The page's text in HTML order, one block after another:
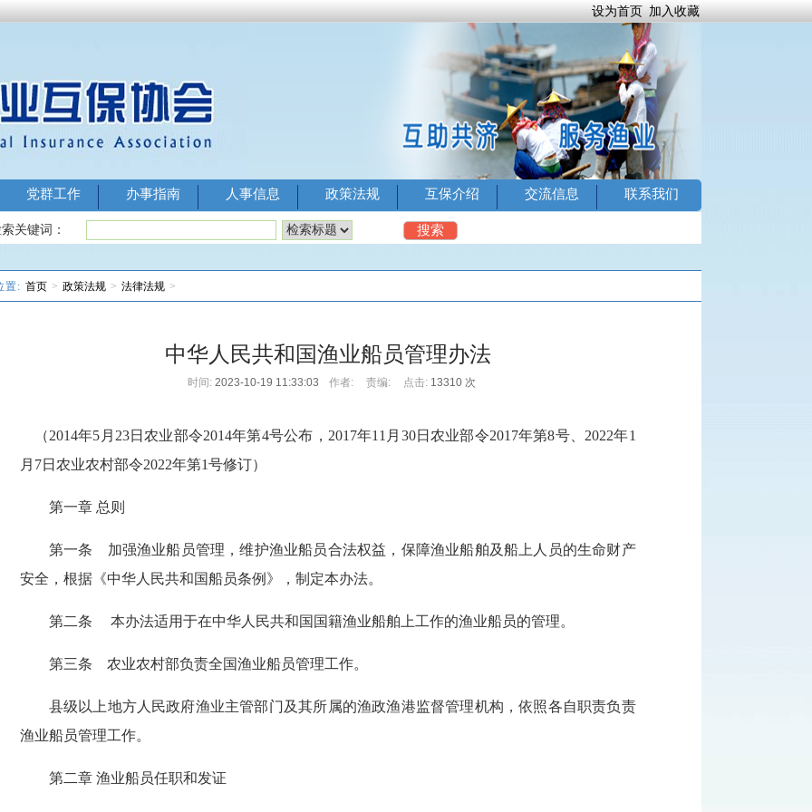
设为首页 加入收藏
Image 1 Image 2Image 3Image 4
党群工作 办事指南 人事信息 政策法规 互保介绍 交流信息 联系我们
关键词： 搜索
置: 首页 > 政策法规 > 法律法规 >
中华人民共和国渔业船员管理办法
时间: 2023-10-19 11:33:03 作者: 责编: 点击: 13310 次
（2014年5月23日农业部令2014年第4号公布，2017年11月30日农业部令2017年第8号、2022年1
月7日农业农村部令2022年第1号修订）
第一章 总则
第一条 加强渔业船员管理，维护渔业船员合法权益，保障渔业船舶及船上人员的生命财产
安全，根据《中华人民共和国船员条例》，制定本办法。
第二条 本办法适用于在中华人民共和国国籍渔业船舶上工作的渔业船员的管理。
第三条 农业农村部负责全国渔业船员管理工作。
县级以上地方人民政府渔业主管部门及其所属的渔政渔港监督管理机构，依照各自职责负责
渔业船员管理工作。
第二章 渔业船员任职和发证